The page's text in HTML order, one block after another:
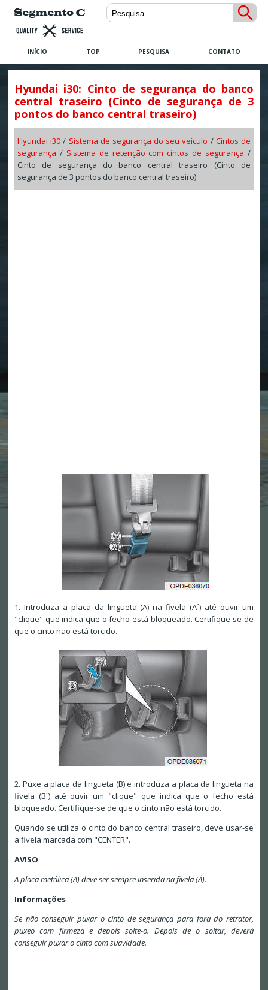
INÍCIO TOP PESQUISA CONTATO
Hyundai i30: Cinto de segurança do banco
central traseiro (Cinto de segurança de 3
pontos do banco central traseiro)
Hyundai i30 / Sistema de segurança do seu veículo / Cintos de
segurança / Sistema de retenção com cintos de segurança /
Cinto de segurança do banco central traseiro (Cinto de
segurança de 3 pontos do banco central traseiro)
1. Introduza a placa da lingueta (A) na fivela (A´) até ouvir um
"clique" que indica que o fecho está bloqueado. Certifique-se de
que o cinto não está torcido.
2. Puxe a placa da lingueta (B) e introduza a placa da lingueta na
fivela (B´) até ouvir um "clique" que indica que o fecho está
bloqueado. Certifique-se de que o cinto não está torcido.
Quando se utiliza o cinto do banco central traseiro, deve usar-se
a fivela marcada com "CENTER".
AVISO
A placa metálica (A) deve ser sempre inserida na fivela (A´).
Informações
Se não conseguir puxar o cinto de segurança para fora do retrator,
puxeo com firmeza e depois solte-o. Depois de o soltar, deverá
conseguir puxar o cinto com suavidade.